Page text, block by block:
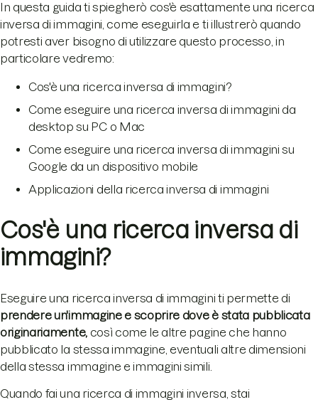
In questa guida ti spiegherò cos'è esattamente una ricerca
inversa di immagini, come eseguirla e ti illustrerò quando
potresti aver bisogno di utilizzare questo processo, in
particolare vedremo:
Cos'è una ricerca inversa di immagini?
Come eseguire una ricerca inversa di immagini da
desktop su PC o Mac
Come eseguire una ricerca inversa di immagini su
Google da un dispositivo mobile
Applicazioni della ricerca inversa di immagini
Cos'è una ricerca inversa di
immagini?
Eseguire una ricerca inversa di immagini ti permette di
prendere un'immagine e scoprire dove è stata pubblicata
originariamente,così come le altre pagine che hanno
pubblicato la stessa immagine, eventuali altre dimensioni
della stessa immagine e immagini simili.
Quando fai una ricerca di immagini inversa, stai